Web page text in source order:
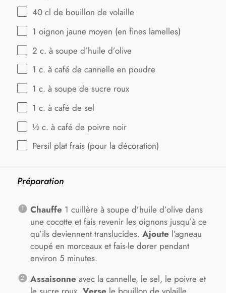
40 cl de bouillon de volaille
1 oignon jaune moyen (en fines lamelles)
2 c. à soupe d’huile d’olive
1 c. à café de cannelle en poudre
1 c. à soupe de sucre roux
1 c. à café de sel
½ c. à café de poivre noir
Persil plat frais (pour la décoration)
Préparation
Chauffe 1 cuillère à soupe d’huile d’olive dans
une cocotte et fais revenir les oignons jusqu’à ce
qu’ils deviennent translucides. Ajoute l’agneau
coupé en morceaux et fais-le dorer pendant
environ 5 minutes.
Assaisonne avec la cannelle, le sel, le poivre et